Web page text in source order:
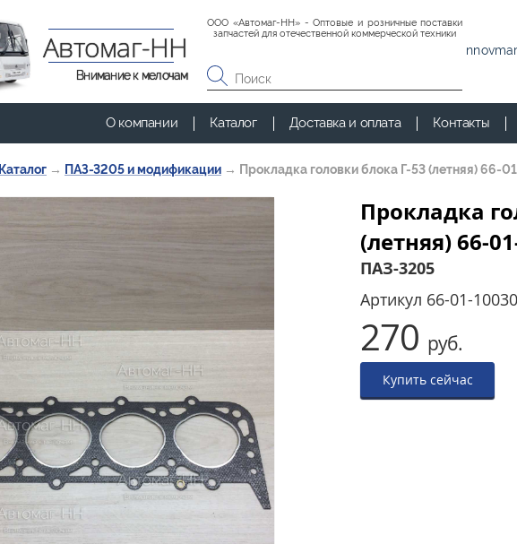
Каталог → ПАЗ-3205 и модификации → Прокладка головки блока Г-53 (летняя) 66-
Прокладка
(летняя) 66-
ПАЗ-3205
Артикул 66-01-
270 руб.
Купить сейчас
Автомаг-НН
Внимание к мелочам
ООО «Автомаг-НН» - Оптовые и розничные поставки
запчастей для отечественной коммерческой техники
О компании Каталог Доставка и оплата Контакты